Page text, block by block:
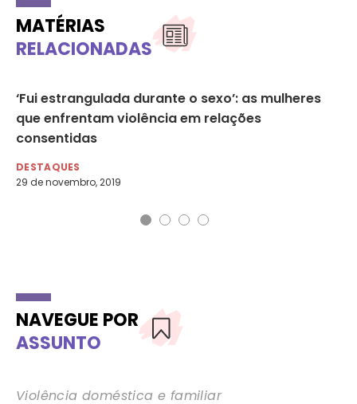
MATÉRIAS
RELACIONADAS
‘Fui estrangulada durante o sexo’: as mulheres
que enfrentam violência em relações
consentidas
DESTAQUES
29 de novembro, 2019
NAVEGUE POR
ASSUNTO
Violência doméstica e familiar